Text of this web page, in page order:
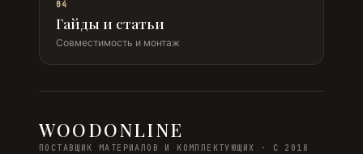
04
Гайды и статьи
Совместимость и монтаж
WOODONLINE
ПОСТАВЩИК МАТЕРИАЛОВ И КОМПЛЕКТУЮЩИХ · С 2018